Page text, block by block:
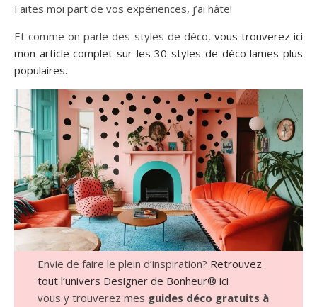
Faites moi part de vos expériences, j’ai hâte!
Et comme on parle des styles de déco, vous trouverez ici
mon article complet sur les 30 styles de déco lames plus
populaires.
Envie de faire le plein d’inspiration? Retrouvez
tout l’univers Designer de Bonheur® ici
vous y trouverez mes guides déco gratuits à